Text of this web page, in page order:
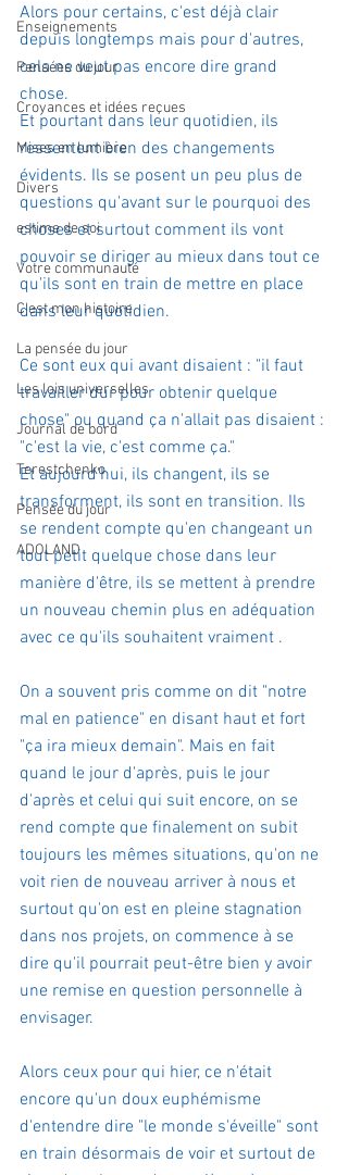
Enseignements
Pensées du jour
Croyances et idées reçues
Mises en lumière
Divers
estime de soi
Votre communauté
C'est mon histoire
La pensée du jour
Les lois universelles
Journal de bord
Terestchenko
Pensée du jour
ADOLAND
Alors pour certains, c'est déjà clair
depuis longtemps mais pour d'autres,
cela ne veut pas encore dire grand
chose.
Et pourtant dans leur quotidien, ils
ressentent bien des changements
évidents. Ils se posent un peu plus de
questions qu'avant sur le pourquoi des
choses et surtout comment ils vont
pouvoir se diriger au mieux dans tout ce
qu'ils sont en train de mettre en place
dans leur quotidien.
Ce sont eux qui avant disaient : "il faut
travailler dur pour obtenir quelque
chose" ou quand ça n'allait pas disaient :
"c'est la vie, c'est comme ça."
Et aujourd'hui, ils changent, ils se
transforment, ils sont en transition. Ils
se rendent compte qu'en changeant un
tout petit quelque chose dans leur
manière d'être, ils se mettent à prendre
un nouveau chemin plus en adéquation
avec ce qu'ils souhaitent vraiment .
On a souvent pris comme on dit "notre
mal en patience" en disant haut et fort
"ça ira mieux demain". Mais en fait
quand le jour d'après, puis le jour
d'après et celui qui suit encore, on se
rend compte que finalement on subit
toujours les mêmes situations, qu'on ne
voit rien de nouveau arriver à nous et
surtout qu'on est en pleine stagnation
dans nos projets, on commence à se
dire qu'il pourrait peut-être bien y avoir
une remise en question personnelle à
envisager.
Alors ceux pour qui hier, ce n'était
encore qu'un doux euphémisme
d'entendre dire "le monde s'éveille" sont
en train désormais de voir et surtout de